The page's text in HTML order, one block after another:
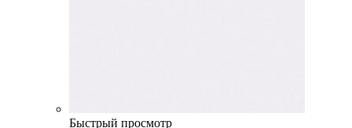
Быстрый просмотр